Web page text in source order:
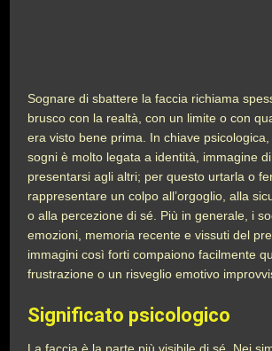
Sognare di sbattere la faccia richiama
brusco con la realtà, con un limite o con
era visto bene prima. In chiave
sogni è molto legata a identità, immagine
presentarsi agli altri; per questo urtarla o
rappresentare un colpo all’orgoglio, alla
o alla percezione di sé. Più in generale, i
emozioni, memoria recente e vissuti del
immagini così forti compaiono facilmente
frustrazione o un risveglio emotivo
Significato psicologico